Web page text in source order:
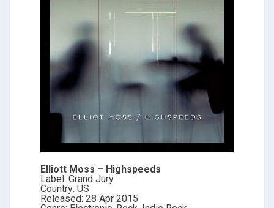
Elliott Moss ‎– Highspeeds
Label: Grand Jury
Country: US
Released: 28 Apr 2015